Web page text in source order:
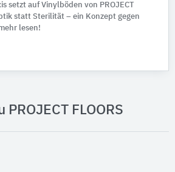
setzt auf Vinyl­böden von PROJECT
statt Steri­li­tät – ein Kon­zept gegen
lesen!
FLOORS